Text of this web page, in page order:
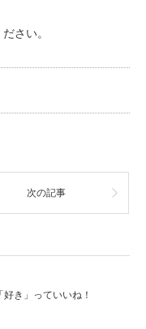
さい。
次の記事
き」っていいね！